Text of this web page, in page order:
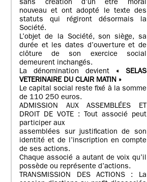
sans création d’un être moral
nouveau et ont adopté le texte des
statuts qui régiront désormais la
Société.
L’objet de la Société, son siège, sa
durée et les dates d’ouverture et de
clôture de son exercice social
demeurent inchangés.
La dénomination devient « SELAS
VETERINAIRE DU CLAIR MATIN »
Le capital social reste fixé à la somme
de 110 250 euros.
ADMISSION AUX ASSEMBLÉES ET
DROIT DE VOTE : Tout associé peut
participer aux
assemblées sur justification de son
identité et de l’inscription en compte
de ses actions.
Chaque associé a autant de voix qu’il
possède ou représente d’actions.
TRANSMISSION DES ACTIONS : La